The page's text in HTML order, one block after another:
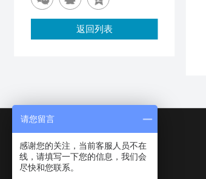
返回列表
请您留言
感谢您的关注，当前客服人员不在
线，请填写一下您的信息，我们会
尽快和您联系。